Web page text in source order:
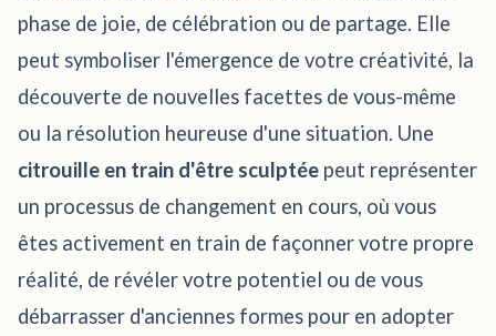
phase de joie, de célébration ou de partage. Elle
peut symboliser l'émergence de votre créativité, la
découverte de nouvelles facettes de vous-même
ou la résolution heureuse d'une situation. Une
citrouille en train d'être sculptée peut représenter
un processus de changement en cours, où vous
êtes activement en train de façonner votre propre
réalité, de révéler votre potentiel ou de vous
débarrasser d'anciennes formes pour en adopter